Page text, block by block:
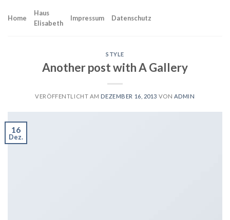
Home
Haus
Elisabeth
Impressum Datenschutz
STYLE
Another post with A Gallery
VERÖFFENTLICHT AM DEZEMBER 16, 2013 VON ADMIN
16
Dez.